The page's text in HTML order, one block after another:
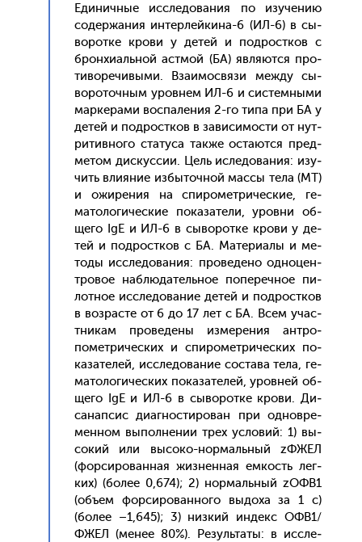
Еди­нич­ные ис­сле­дова­ния по изу­чению
со­дер­жа­ния ин­терлей­ки­на-6 (ИЛ-6) в сы­
ворот­ке кро­ви у де­тей и под­рос­тков с
брон­хи­аль­ной ас­тмой (БА) яв­ля­ют­ся про­
тиво­речи­выми. Вза­имос­вя­зи меж­ду сы­
воро­точ­ным уров­нем ИЛ-6 и сис­темны­ми
мар­ке­рами вос­па­ления 2-го ти­па при БА у
де­тей и под­рос­тков в за­виси­мос­ти от нут­
ри­тив­но­го ста­туса так­же ос­та­ют­ся пред­
ме­том дис­куссии. Цель ис­ле­дова­ния: изу­
чить вли­яние из­бы­точ­ной мас­сы те­ла (МТ)
и ожи­рения на спи­ромет­ри­чес­кие, ге­
мато­логи­чес­кие по­каза­тели, уров­ни об­
ще­го IgЕ и ИЛ-6 в сы­ворот­ке кро­ви у де­
тей и под­рос­тков с БА. Ма­тери­алы и ме­
тоды ис­сле­дова­ния: про­веде­но од­но­цен­
тро­вое наб­лю­датель­ное по­переч­ное пи­
лот­ное ис­сле­дова­ние де­тей и под­рос­тков
в воз­расте от 6 до 17 лет с БА. Всем учас­
тни­кам про­веде­ны из­ме­рения ан­тро­
помет­ри­чес­ких и спи­ромет­ри­чес­ких по­
каза­телей, ис­сле­дова­ние сос­та­ва те­ла, ге­
мато­логи­чес­ких по­каза­телей, уров­ней об­
ще­го IgЕ и ИЛ-6 в сы­ворот­ке кро­ви. Ди­
санап­сис ди­аг­ности­рован при од­новре­
мен­ном вы­пол­не­нии трех ус­ло­вий: 1) вы­
сокий или вы­соко-нор­маль­ный zФЖЕЛ
(фор­си­рован­ная жиз­ненная ем­кость лег­
ких) (бо­лее 0,674); 2) нор­маль­ный zОФВ1
(объ­ем фор­си­рован­но­го вы­доха за 1 с)
(бо­лее –1,645); 3) низ­кий ин­декс ОФВ1/
ФЖЕЛ (ме­нее 80%). Ре­зуль­та­ты: в ис­сле­